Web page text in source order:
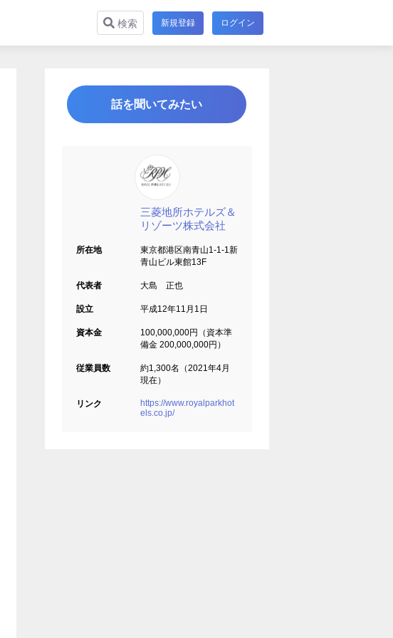
検索 新規登録 ログイン
話を聞いてみたい
三菱地所ホテルズ＆
リゾーツ株式会社
所在地
東京都港区南青山1-1-1新
青山ビル東館13F
代表者 大島 正也
設立 平成12年11月1日
資本金
100,000,000円（資本準
備金 200,000,000円）
従業員数
約1,300名（2021年4月
現在）
リンク
https://www.royalparkhot
els.co.jp/